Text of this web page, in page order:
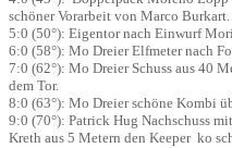
schöner Vorarbeit von Marco Burkart.
5:0 (50°): Eigentor nach Einwurf
6:0 (58°): Mo Dreier Elfmeter nach
7:0 (62°): Mo Dreier Schuss aus 40
dem Tor.
8:0 (63°): Mo Dreier schöne Kombi
9:0 (70°): Patrick Hug Nachschuss
Kreth aus 5 Metern den Keeper ko